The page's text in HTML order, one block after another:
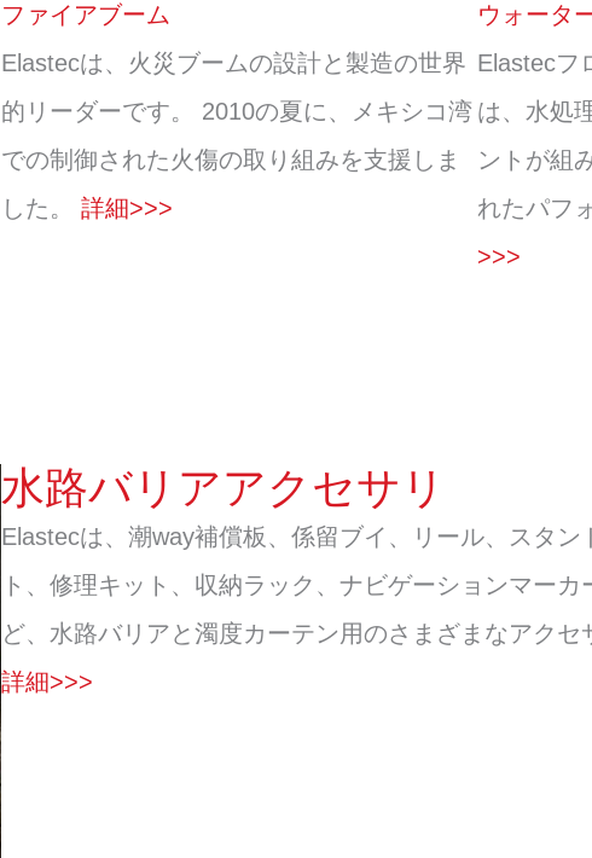
ファイアブーム
Elastecは、火災ブームの設計と製造の世界
的リーダーです。 2010の夏に、メキシコ湾
での制御された火傷の取り組みを支援しま
した。詳細>>>
ウォータ
Elastecフ
は、水処
ントが組
れたパフ
>>>
水路バリアアクセサリ
Elastecは、潮way補償板、係留ブイ、リール、スタ
ト、修理キット、収納ラック、ナビゲーションマー
ど、水路バリアと濁度カーテン用のさまざまなアクセ
詳細>>>